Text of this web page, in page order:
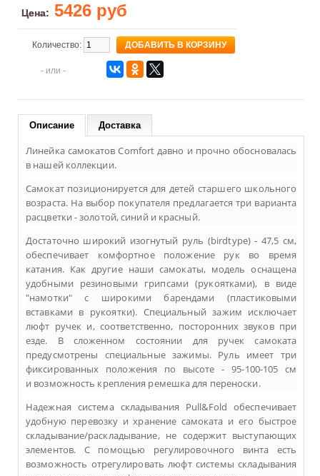
Цена: 5426 руб
Количество:
- или -
Описание Доставка
Линейка самокатов Comfort давно и прочно обосновалась
в нашей коллекции.
Самокат позиционируется для детей старшего школьного
возраста. На выбор покупателя предлагается три варианта
расцветки - золотой, синий и красный.
Достаточно широкий изогнутый руль (birdtype) - 47,5 см,
обеспечивает комфортное положение рук во время
катания. Как другие наши самокаты, модель оснащена
удобными резиновыми грипсами (рукоятками), в виде
"намотки" с широкими барендами (пластиковыми
вставками в рукоятки). Специальный зажим исключает
люфт ручек и, соответственно, посторонних звуков при
езде. В сложенном состоянии для ручек самоката
предусмотрены специальные зажимы. Руль имеет три
фиксированных положения по высоте - 95-100-105 см
и возможность крепления ремешка для переноски.
Надежная система складывания Pull&Fold обеспечивает
удобную перевозку и хранение самоката и его быстрое
складывание/раскладывание, не содержит выступающих
элементов. С помощью регулировочного винта есть
возможность отрегулировать люфт системы складывания